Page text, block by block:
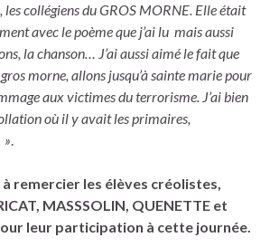
lescollégiensdu GROS MORNE. Elle était
avec le poème que j’ai lu mais aussi
la chanson… J’ai aussi aimé le fait que
morne, allons jusqu’à sainte marie pour
aux victimes du terrorisme. J’ai bien
où il y avait les primaires,
».
remercier les élèves créolistes,
MASSSOLIN, QUENETTE et
leur participation à cette journée.